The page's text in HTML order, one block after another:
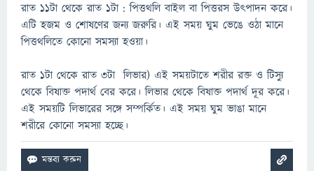
রাত ১১টা থেকে রাত ১টা : পিত্তথলি বাইল বা পিত্তরস উৎপাদন করে।
এটি হজম ও শোষণের জন্য জরুরি। এই সময় ঘুম ভেঙে ওঠা মানে
পিত্তথলিতে কোনো সমস্যা হওয়া।
রাত ১টা থেকে রাত ৩টা লিভার) এই সময়টাতে শরীর রক্ত ও টিস্যু
থেকে বিষাক্ত পদার্থ বের করে। লিভার থেকে বিষাক্ত পদার্থ দূর করে।
এই সময়টি লিভারের সঙ্গে সম্পর্কিত। এই সময় ঘুম ভাঙা মানে
শরীরে কোনো সমস্যা হচ্ছে।